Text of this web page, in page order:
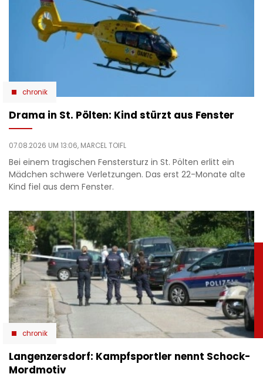
chronik
Drama in St. Pölten: Kind stürzt aus Fenster
07.08.2026 UM 13:06, MARCEL TOIFL
Bei einem tragischen Fenstersturz in St. Pölten erlitt ein
Mädchen schwere Verletzungen. Das erst 22-Monate alte
Kind fiel aus dem Fenster.
chronik
Langenzersdorf: Kampfsportler nennt Schock-
Mordmotiv